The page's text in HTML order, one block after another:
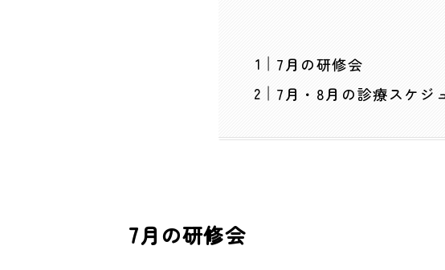
7月の研修会
7月・8月の診療スケジ
7月の研修会